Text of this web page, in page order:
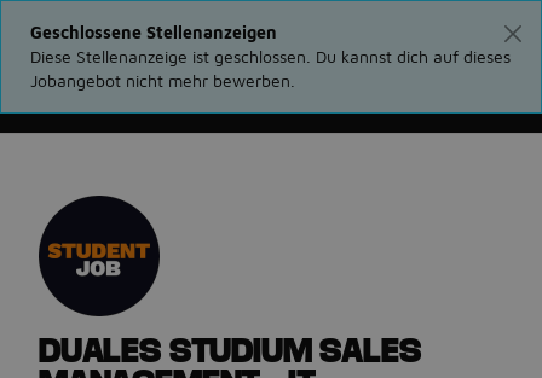
Geschlossene Stellenanzeigen
Diese Stellenanzeige ist geschlossen. Du kannst dich auf dieses
Jobangebot nicht mehr bewerben.
DUALES STUDIUM SALES